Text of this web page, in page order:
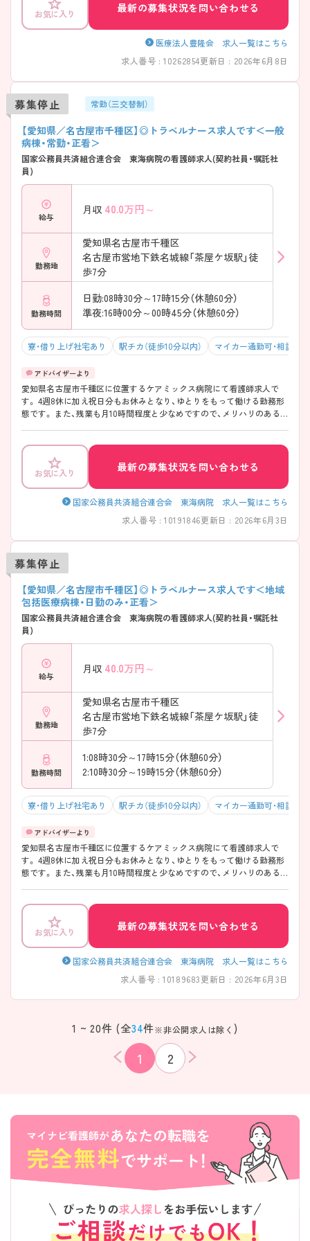
条件を
検索する
お気に入り 最新の募集状況を問い合わせる
医療法人豊隆会 求人一覧はこちら
求人番号 : 10262854更新日 : 2026年6月8日
募集停止 常勤（三交替制）
【愛知県／名古屋市千種区】◎トラベルナース求人です＜一般
病棟・常勤・正看＞
国家公務員共済組合連合会 東海病院の看護師求人(契約社員・嘱託社
員)
給与
月収 40.0万円～
勤務地
愛知県名古屋市千種区
名古屋市営地下鉄名城線「茶屋ケ坂駅」徒
歩7分
勤務時間
日勤:08時30分～17時15分（休憩60分）
準夜:16時00分～00時45分（休憩60分）
寮・借り上げ社宅あり 駅チカ（徒歩10分以内） マイカー通勤可・相談可
愛知県名古屋市千種区に位置するケアミックス病院にて看護師求人で
す。 4週8休に加え祝日分もお休みとなり、ゆとりをもって働ける勤務形
態です。 また、残業も月10時間程度と少なめですので、メリハリのある働
お気に入り 最新の募集状況を問い合わせる
国家公務員共済組合連合会 東海病院 求人一覧はこちら
求人番号 : 10191846更新日 : 2026年6月3日
募集停止
【愛知県／名古屋市千種区】◎トラベルナース求人です＜地域
包括医療病棟・日勤のみ・正看＞
国家公務員共済組合連合会 東海病院の看護師求人(契約社員・嘱託社
員)
給与
月収 40.0万円～
勤務地
愛知県名古屋市千種区
名古屋市営地下鉄名城線「茶屋ケ坂駅」徒
歩7分
勤務時間
1:08時30分～17時15分（休憩60分）
2:10時30分～19時15分（休憩60分）
寮・借り上げ社宅あり 駅チカ（徒歩10分以内） マイカー通勤可・相談可
愛知県名古屋市千種区に位置するケアミックス病院にて看護師求人で
す。 4週8休に加え祝日分もお休みとなり、ゆとりをもって働ける勤務形
態です。 また、残業も月10時間程度と少なめですので、メリハリのある働
お気に入り 最新の募集状況を問い合わせる
国家公務員共済組合連合会 東海病院 求人一覧はこちら
求人番号 : 10189683更新日 : 2026年6月3日
1 ~ 20件 (全34件※非公開求人は除く )
1 2